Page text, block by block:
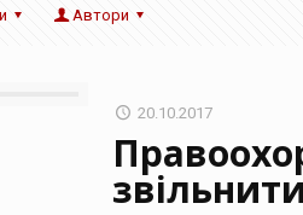
Автори
20.10.2017